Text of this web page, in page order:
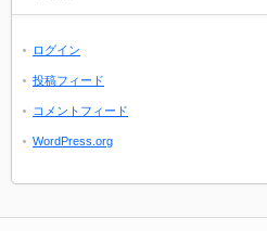
ログイン
投稿フィード
コメントフィード
WordPress.org